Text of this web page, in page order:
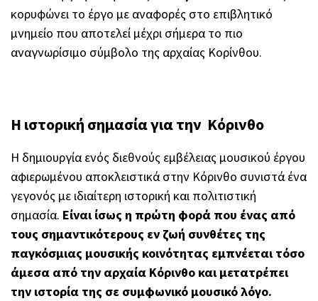
κορυφώνει το έργο με αναφορές στο επιβλητικό
μνημείο που αποτελεί μέχρι σήμερα το πιο
αναγνωρίσιμο σύμβολο της αρχαίας Κορίνθου.
Η ιστορική σημασία για την Κόρινθο
Η δημιουργία ενός διεθνούς εμβέλειας μουσικού έργου
αφιερωμένου αποκλειστικά στην Κόρινθο συνιστά ένα
γεγονός με ιδιαίτερη ιστορική και πολιτιστική
σημασία. Είναι ίσως η πρώτη φορά που ένας από
τους σημαντικότερους εν ζωή συνθέτες της
παγκόσμιας μουσικής κοινότητας εμπνέεται τόσο
άμεσα από την αρχαία Κόρινθο και μετατρέπει
την ιστορία της σε συμφωνικό μουσικό λόγο.